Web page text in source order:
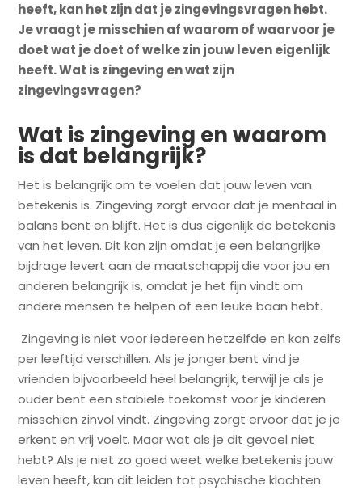
heeft, kan het zijn dat je zingevingsvragen hebt.
Je vraagt je misschien af waarom of waarvoor je
doet wat je doet of welke zin jouw leven eigenlijk
heeft. Wat is zingeving en wat zijn
zingevingsvragen?
Wat is zingeving en waarom
is dat belangrijk?
Het is belangrijk om te voelen dat jouw leven van
betekenis is. Zingeving zorgt ervoor dat je mentaal in
balans bent en blijft. Het is dus eigenlijk de betekenis
van het leven. Dit kan zijn omdat je een belangrijke
bijdrage levert aan de maatschappij die voor jou en
anderen belangrijk is, omdat je het fijn vindt om
andere mensen te helpen of een leuke baan hebt.
Zingeving is niet voor iedereen hetzelfde en kan zelfs
per leeftijd verschillen. Als je jonger bent vind je
vrienden bijvoorbeeld heel belangrijk, terwijl je als je
ouder bent een stabiele toekomst voor je kinderen
misschien zinvol vindt. Zingeving zorgt ervoor dat je je
erkent en vrij voelt. Maar wat als je dit gevoel niet
hebt? Als je niet zo goed weet welke betekenis jouw
leven heeft, kan dit leiden tot psychische klachten.